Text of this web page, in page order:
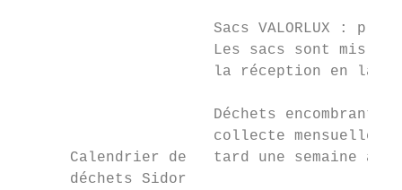
Sacs VALORLUX :
Les sacs sont mis à
la réception en la
                      Déchets encombrants :
collecte mensuelle
Calendrier de   tard une semaine
      déchets Sidor